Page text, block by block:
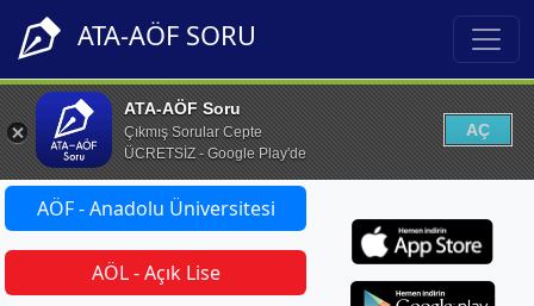
ATA-AÖF SORU
ATA-AÖF Soru
Çıkmış Sorular Cepte
ÜCRETSİZ - Google Play'de
AÇ
AÖF - Anadolu Üniversitesi
AÖL - Açık Lise